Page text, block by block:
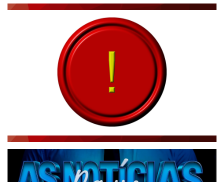
BRASIL MUNDO AO VIVO
JORNAL DO BRASIL
NOTÍCIAS AO MINUTO
ACONTECEU...VIROU MANCHETE!